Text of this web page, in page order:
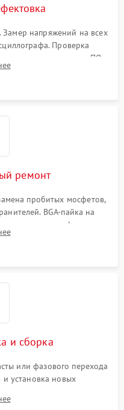
Замер напряжений на всех
Проверка
специализированного ПО
ремонт
пробитых мосфетов,
BGA-пайка на
или замена графического
Прошивка BIOS
и сборка
или фазового перехода
и установка новых
на память и цепи
подключение и